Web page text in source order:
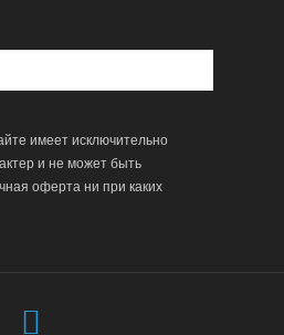
имеет исключительно
и не может быть
оферта ни при каких